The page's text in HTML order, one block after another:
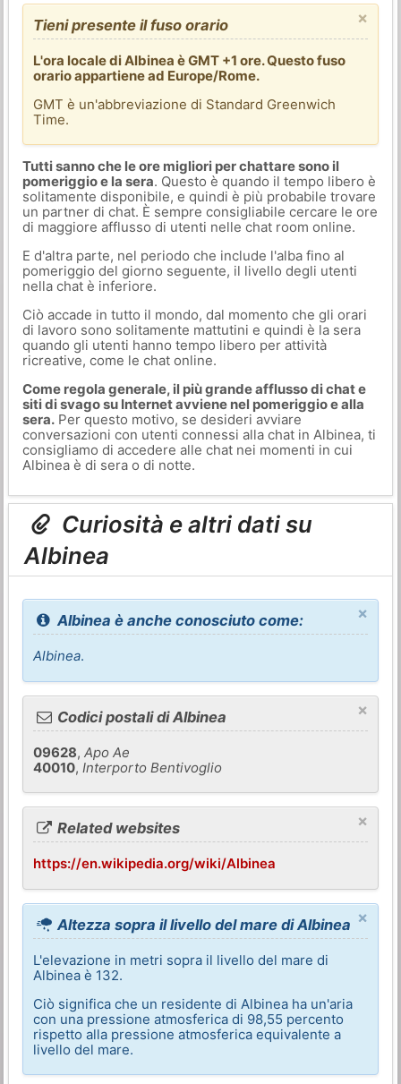
×
Tieni presente il fuso orario
L'ora locale di Albinea è GMT +1 ore. Questo fuso
orario appartiene ad Europe/Rome.
GMT è un'abbreviazione di Standard Greenwich
Time.
Tutti sanno che le ore migliori per chattare sono il
pomeriggio e la sera. Questo è quando il tempo libero è
solitamente disponibile, e quindi è più probabile trovare
un partner di chat. È sempre consigliabile cercare le ore
di maggiore afflusso di utenti nelle chat room online.
E d'altra parte, nel periodo che include l'alba fino al
pomeriggio del giorno seguente, il livello degli utenti
nella chat è inferiore.
Ciò accade in tutto il mondo, dal momento che gli orari
di lavoro sono solitamente mattutini e quindi è la sera
quando gli utenti hanno tempo libero per attività
ricreative, come le chat online.
Come regola generale, il più grande afflusso di chat e
siti di svago su Internet avviene nel pomeriggio e alla
sera.Per questo motivo, se desideri avviare
conversazioni con utenti connessi alla chat in Albinea, ti
consigliamo di accedere alle chat nei momenti in cui
Albinea è di sera o di notte.
Curiosità e altri dati su
Albinea
×
Albinea è anche conosciuto come:
Albinea.
×
Codici postali di Albinea
09628,Apo Ae
40010, Interporto Bentivoglio
×
Related websites
https://en.wikipedia.org/wiki/Albinea
×
Altezza sopra il livello del mare di Albinea
L'elevazione in metri sopra il livello del mare di
Albinea è 132.
Ciò significa che un residente di Albinea ha un'aria
con una pressione atmosferica di 98,55 percento
rispetto alla pressione atmosferica equivalente a
livello del mare.